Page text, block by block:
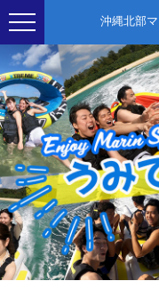
沖縄北部